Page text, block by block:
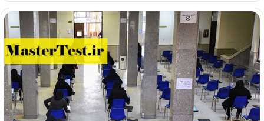
ثبت
نام
آزمون
کارشناسی
ارشد
۱۴۰۲